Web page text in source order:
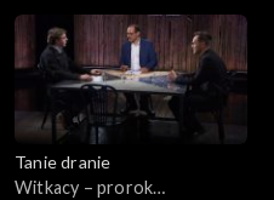
Tanie dranie
Witkacy – prorok